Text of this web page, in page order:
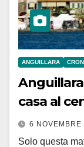
ANGUILLARA
casa al
6 NOVEMBRE
Solo questa